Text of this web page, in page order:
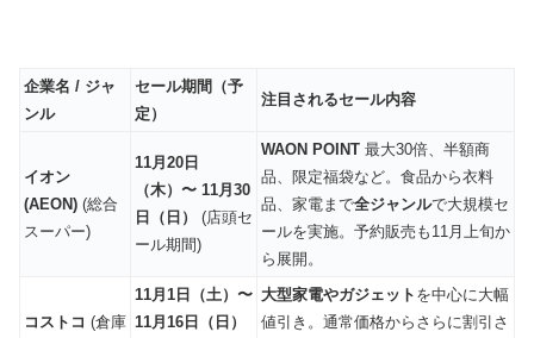
企業名 / ジャ
ンル
セール期間（予
定）
注目されるセール内容
イオン
(AEON) (総合
スーパー)
11月20日
（木）〜 11月30
日（日）
(店頭セ
ール期間)
WAON POINT 最大30倍、半額商
品、限定福袋など。食品から衣料
品、家電まで全ジャンルで大規模セ
ールを実施。予約販売も11月上旬か
ら展開。
コストコ (倉庫
11月1日（土）〜
11月16日（日）
大型家電やガジェット を中心に大幅
値引き。通常価格からさらに割引さ